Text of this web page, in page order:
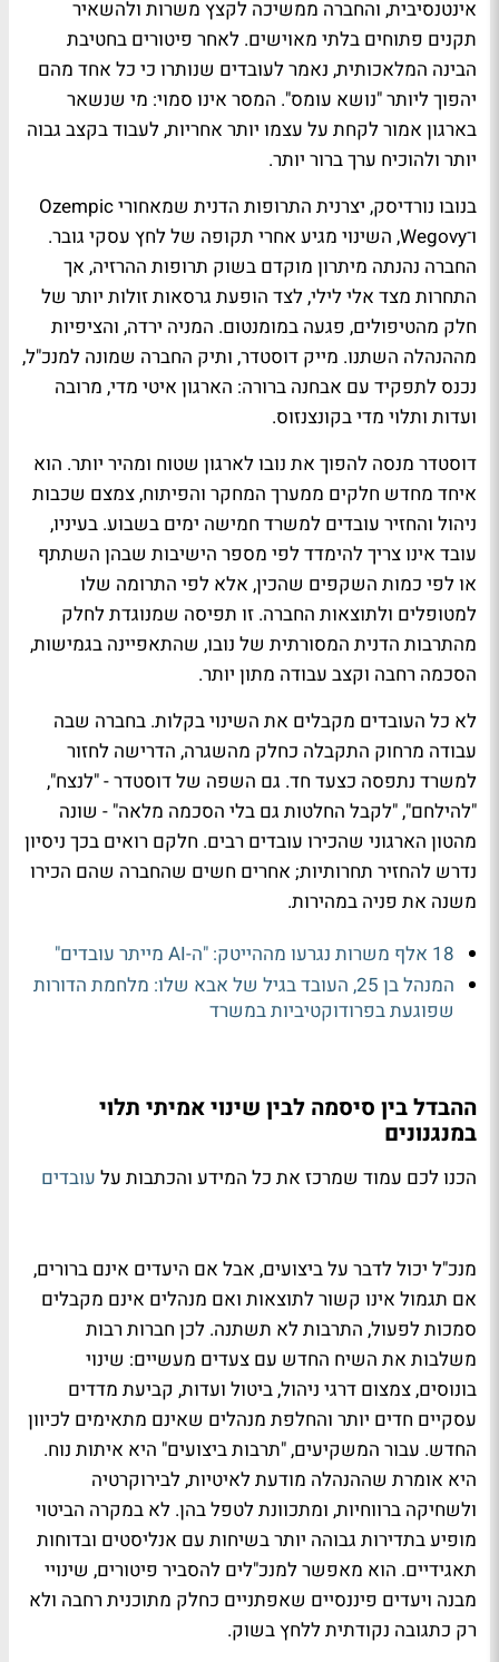
אינטנסיבית, והחברה ממשיכה לקצץ משרות ולהשאיר
תקנים פתוחים בלתי מאוישים. לאחר פיטורים בחטיבת
הבינה המלאכותית, נאמר לעובדים שנותרו כי כל אחד מהם
יהפוך ליותר "נושא עומס". המסר אינו סמוי: מי שנשאר
בארגון אמור לקחת על עצמו יותר אחריות, לעבוד בקצב גבוה
יותר ולהוכיח ערך ברור יותר.
בנובו נורדיסק, יצרנית התרופות הדנית שמאחורי Ozempic
ו־Wegovy, השינוי מגיע אחרי תקופה של לחץ עסקי גובר.
החברה נהנתה מיתרון מוקדם בשוק תרופות ההרזיה, אך
התחרות מצד אלי לילי, לצד הופעת גרסאות זולות יותר של
חלק מהטיפולים, פגעה במומנטום. המניה ירדה, והציפיות
מההנהלה השתנו. מייק דוסטדר, ותיק החברה שמונה למנכ"ל,
נכנס לתפקיד עם אבחנה ברורה: הארגון איטי מדי, מרובה
ועדות ותלוי מדי בקונצנזוס.
דוסטדר מנסה להפוך את נובו לארגון שטוח ומהיר יותר. הוא
איחד מחדש חלקים ממערך המחקר והפיתוח, צמצם שכבות
ניהול והחזיר עובדים למשרד חמישה ימים בשבוע. בעיניו,
עובד אינו צריך להימדד לפי מספר הישיבות שבהן השתתף
או לפי כמות השקפים שהכין, אלא לפי התרומה שלו
למטופלים ולתוצאות החברה. זו תפיסה שמנוגדת לחלק
מהתרבות הדנית המסורתית של נובו, שהתאפיינה בגמישות,
הסכמה רחבה וקצב עבודה מתון יותר.
לא כל העובדים מקבלים את השינוי בקלות. בחברה שבה
עבודה מרחוק התקבלה כחלק מהשגרה, הדרישה לחזור
למשרד נתפסה כצעד חד. גם השפה של דוסטדר - "לנצח",
"להילחם", "לקבל החלטות גם בלי הסכמה מלאה" - שונה
מהטון הארגוני שהכירו עובדים רבים. חלקם רואים בכך ניסיון
נדרש להחזיר תחרותיות; אחרים חשים שהחברה שהם הכירו
משנה את פניה במהירות.
18 אלף משרות נגרעו מההייטק: "ה-AI מייתר עובדים"
המנהל בן 25, העובד בגיל של אבא שלו: מלחמת הדורות
שפוגעת בפרודוקטיביות במשרד
ההבדל בין סיסמה לבין שינוי אמיתי תלוי
במנגנונים
הכנו לכם עמוד שמרכז את כל המידע והכתבות על עובדים
מנכ"ל יכול לדבר על ביצועים, אבל אם היעדים אינם ברורים,
אם תגמול אינו קשור לתוצאות ואם מנהלים אינם מקבלים
סמכות לפעול, התרבות לא תשתנה. לכן חברות רבות
משלבות את השיח החדש עם צעדים מעשיים: שינוי
בונוסים, צמצום דרגי ניהול, ביטול ועדות, קביעת מדדים
עסקיים חדים יותר והחלפת מנהלים שאינם מתאימים לכיוון
החדש. עבור המשקיעים, "תרבות ביצועים" היא איתות נוח.
היא אומרת שההנהלה מודעת לאיטיות, לבירוקרטיה
ולשחיקה ברווחיות, ומתכוונת לטפל בהן. לא במקרה הביטוי
מופיע בתדירות גבוהה יותר בשיחות עם אנליסטים ובדוחות
תאגידיים. הוא מאפשר למנכ"לים להסביר פיטורים, שינויי
מבנה ויעדים פיננסיים שאפתניים כחלק מתוכנית רחבה ולא
רק כתגובה נקודתית ללחץ בשוק.